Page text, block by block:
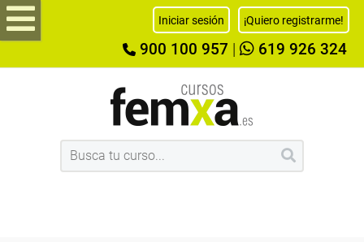
Iniciar sesión ¡Quiero registrarme!
900 100 957 619 926 324